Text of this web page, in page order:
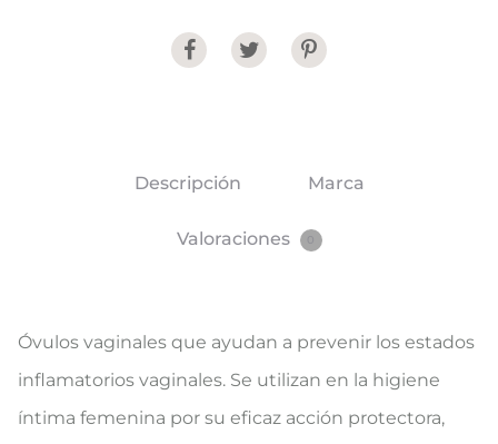
Share
Descripción Marca
Valoraciones
Óvulos vaginales que ayudan a prevenir los estados
inflamatorios vaginales. Se utilizan en la higiene
íntima femenina por su eficaz acción protectora,